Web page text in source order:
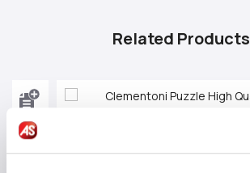
Related Products